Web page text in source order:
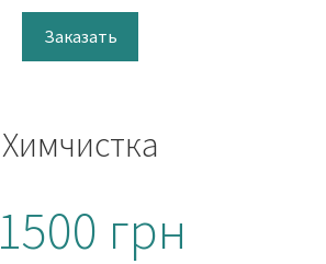
Заказать
Химчистка
1500 грн